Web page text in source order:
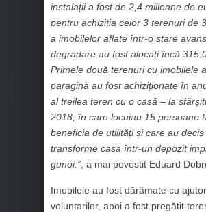
instalații a fost de 2,4 milioane de
pentru achiziția celor 3 terenuri de
a imobilelor aflate într-o stare
degradare au fost alocați încă
Primele două terenuri cu imobilele
paragină au fost achiziționate în
al treilea teren cu o casă – la
2018, în care locuiau 15 persoane
beneficia de utilități și care au decis
transforme casa într-un depozit
gunoi.”, a mai povestit Eduard
Imobilele au fost dărâmate cu
voluntarilor, apoi a fost pregătit